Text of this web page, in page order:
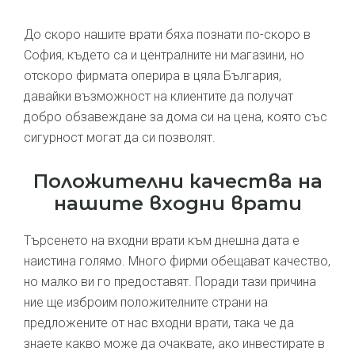
До скоро нашите врати бяха познати по-скоро в
София, където са и централните ни магазини, но
отскоро фирмата оперира в цяла България,
давайки възможност на клиентите да получат
добро обзавеждане за дома си на цена, която със
сигурност могат да си позволят.
Положителни качества на
нашите входни врати
Търсенето на входни врати към днешна дата е
наистина голямо. Много фирми обещават качество,
но малко ви го предоставят. Поради тази причина
ние ще изброим положителните страни на
предложените от нас входни врати, така че да
знаете какво може да очаквате, ако инвестирате в